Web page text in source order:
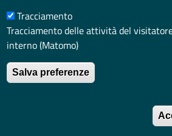
Small prints
Useful links section
Privacy
Note legali
Tracciamento
Tracciamento delle attività del
interno (Matomo)
Salva preferenze